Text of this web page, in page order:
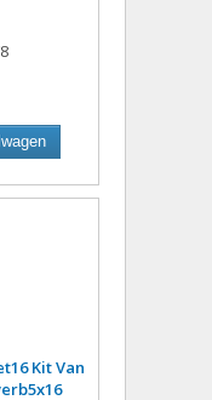
Kit Van